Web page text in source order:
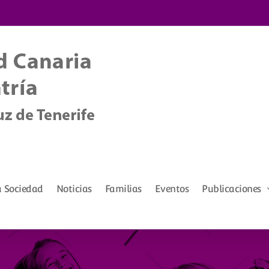
Sociedad Noticias Familias Eventos Publicaciones